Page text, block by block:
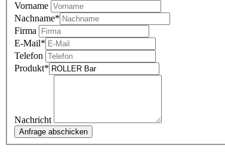
Vorname
Nachname*
Firma
E-Mail*
Telefon
Produkt*
Nachricht